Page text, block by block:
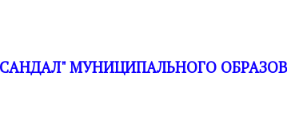
МУНИЦИПАЛЬНОГО